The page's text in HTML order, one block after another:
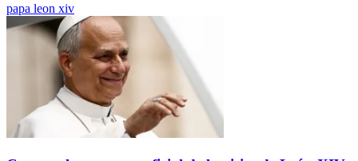
papa leon xiv